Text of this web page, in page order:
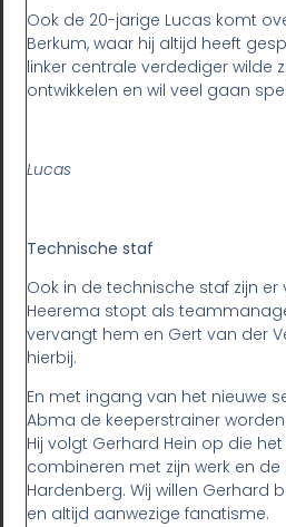
Ook de 20-jarige Lucas komt
Berkum, waar hij altijd heeft
linker centrale verdediger wilde
ontwikkelen en wil veel gaan
Lucas
Technische staf
Ook in de technische staf zijn
Heerema stopt als
vervangt hem en Gert van der
hierbij.
En met ingang van het nieuwe
Abma de keeperstrainer worden
Hij volgt Gerhard Hein op die
combineren met zijn werk en de
Hardenberg. Wij willen Gerhard
en altijd aanwezige fanatisme.